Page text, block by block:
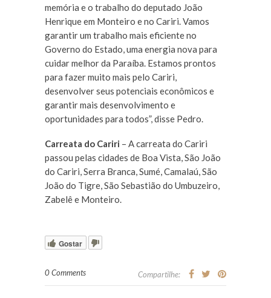
memória e o trabalho do deputado João
Henrique em Monteiro e no Cariri. Vamos
garantir um trabalho mais eficiente no
Governo do Estado, uma energia nova para
cuidar melhor da Paraíba. Estamos prontos
para fazer muito mais pelo Cariri,
desenvolver seus potenciais econômicos e
garantir mais desenvolvimento e
oportunidades para todos”, disse Pedro.
Carreata do Cariri – A carreata do Cariri
passou pelas cidades de Boa Vista, São João
do Cariri, Serra Branca, Sumé, Camalaú, São
João do Tigre, São Sebastião do Umbuzeiro,
Zabelê e Monteiro.
Gostar
0 Comments Compartilhe: